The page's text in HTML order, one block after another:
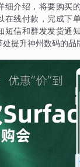
细介绍，将要购买
在线付款，完成下
短信和群发发货通
提升神州数码的品